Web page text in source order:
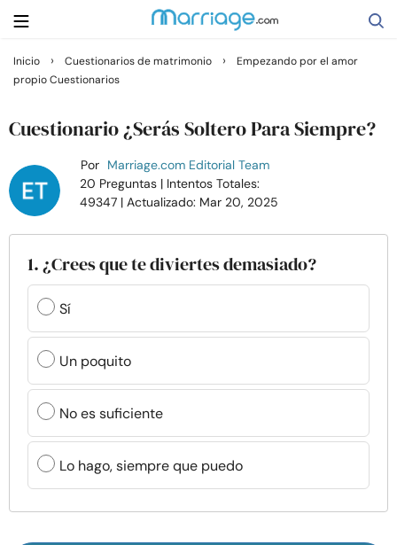
Buscar
Relaciones
Familia
Ayuda
Cursos
Recursos
Comunidad
Encuentra un terapeuta
Inicio › Cuestionarios de matrimonio ›
Empezando por el amor
propio Cuestionarios
Cuestionario ¿Serás Soltero Para Siempre?
Por Marriage.com Editorial Team
20 Preguntas | Intentos Totales:
49347 | Actualizado: Mar 20, 2025
1. ¿Crees que te diviertes demasiado?
Sí
Un poquito
No es suficiente
Lo hago, siempre que puedo